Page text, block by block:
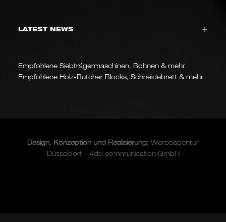
LATEST NEWS
Empfohlene Siebträgermaschinen, Bohnen & mehr
Empfohlene Holz-Butcher Blocks, Schneidebrett & mehr
Design, Konzeption und Realisierung: Werbeagentur
Düsseldorf – 4dd communication GmbH